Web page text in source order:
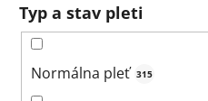
Typ a stav pleti
Normálna pleť 315